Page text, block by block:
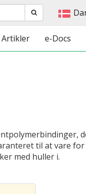
Artikler e-Docs
til at vare for
med huller i.